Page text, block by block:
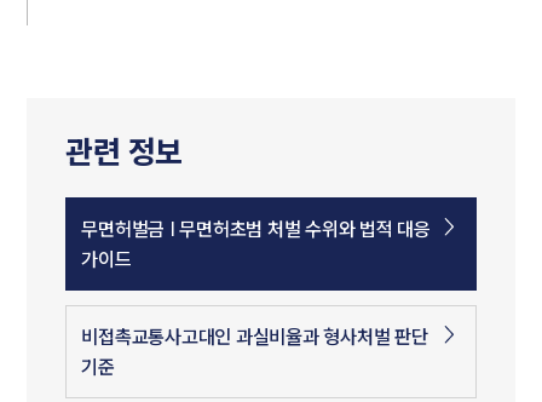
관련 정보
무면허벌금 | 무면허초범 처벌 수위와 법적 대응
가이드
비접촉교통사고대인 과실비율과 형사처벌 판단
기준